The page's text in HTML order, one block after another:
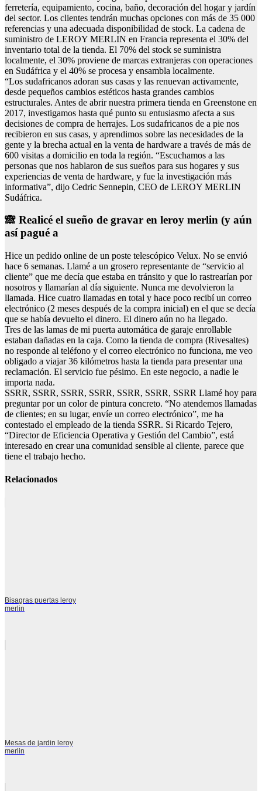
ferretería, equipamiento, cocina, baño, decoración del hogar y jardín
del sector. Los clientes tendrán muchas opciones con más de 35 000
referencias y una adecuada disponibilidad de stock. La cadena de
suministro de LEROY MERLIN en Francia representa el 30% del
inventario total de la tienda. El 70% del stock se suministra
localmente, el 30% proviene de marcas extranjeras con operaciones
en Sudáfrica y el 40% se procesa y ensambla localmente.
“Los sudafricanos adoran sus casas y las renuevan activamente,
desde pequeños cambios estéticos hasta grandes cambios
estructurales. Antes de abrir nuestra primera tienda en Greenstone en
2017, investigamos hasta qué punto su entusiasmo afecta a sus
decisiones de compra de herrajes. Los sudafricanos de a pie nos
recibieron en sus casas, y aprendimos sobre las necesidades de la
gente y la brecha actual en la venta de hardware a través de más de
600 visitas a domicilio en toda la región. “Escuchamos a las
personas que nos hablaron de sus sueños para sus hogares y sus
experiencias de venta de hardware, y fue la investigación más
informativa”, dijo Cedric Sennepin, CEO de LEROY MERLIN
Sudáfrica.
🙈 Realicé el sueño de gravar en leroy merlin (y aún
así pagué a
Hice un pedido online de un poste telescópico Velux. No se envió
hace 6 semanas. Llamé a un grosero representante de “servicio al
cliente” que me decía que estaba en tránsito y que lo rastrearían por
nosotros y llamarían al día siguiente. Nunca me devolvieron la
llamada. Hice cuatro llamadas en total y hace poco recibí un correo
electrónico (2 meses después de la compra inicial) en el que se decía
que se había devuelto el dinero. El dinero aún no ha llegado.
Tres de las lamas de mi puerta automática de garaje enrollable
estaban dañadas en la caja. Como la tienda de compra (Rivesaltes)
no responde al teléfono y el correo electrónico no funciona, me veo
obligado a viajar 36 kilómetros hasta la tienda para presentar una
reclamación. El servicio fue pésimo. En este negocio, a nadie le
importa nada.
SSRR, SSRR, SSRR, SSRR, SSRR, SSRR, SSRR Llamé hoy para
preguntar por un color de pintura concreto. “No atendemos llamadas
de clientes; en su lugar, envíe un correo electrónico”, me ha
contestado el empleado de la tienda SSRR. Si Ricardo Tejero,
“Director de Eficiencia Operativa y Gestión del Cambio”, está
interesado en crear una comunidad sensible al cliente, parece que
tiene el trabajo hecho.
Relacionados
Bisagras puertas leroy
merlin
Mesas de jardin leroy
merlin